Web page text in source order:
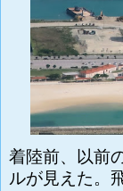
着陸前、以前
ルが見えた。